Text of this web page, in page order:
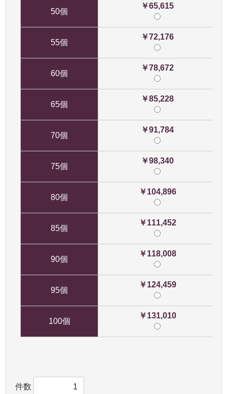
50個
￥65,615
55個
￥72,176
60個
￥78,672
65個
￥85,228
70個
￥91,784
75個
￥98,340
80個
￥104,896
85個
￥111,452
90個
￥118,008
95個
￥124,459
100個
￥131,010
件数